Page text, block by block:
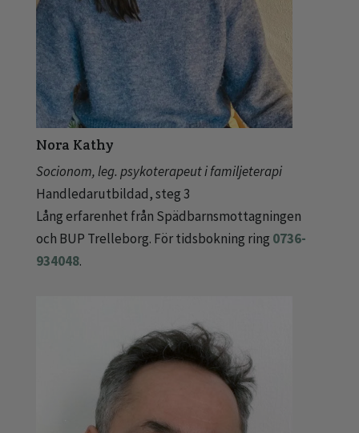
Nora Kathy
Socionom, leg. psykoterapeut i familjeterapi
Handledarutbildad, steg 3
Lång erfarenhet från Spädbarnsmottagningen
och BUP Trelleborg. För tidsbokning ring 0736-
934048.